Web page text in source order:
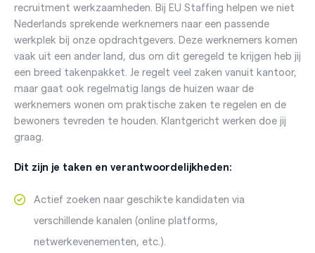
recruitment werkzaamheden. Bij EU Staffing helpen we niet
Nederlands sprekende werknemers naar een passende
werkplek bij onze opdrachtgevers. Deze werknemers komen
vaak uit een ander land, dus om dit geregeld te krijgen heb jij
een breed takenpakket. Je regelt veel zaken vanuit kantoor,
maar gaat ook regelmatig langs de huizen waar de
werknemers wonen om praktische zaken te regelen en de
bewoners tevreden te houden. Klantgericht werken doe jij
graag.
Dit zijn je taken en verantwoordelijkheden:
Actief zoeken naar geschikte kandidaten via
verschillende kanalen (online platforms,
netwerkevenementen, etc.).